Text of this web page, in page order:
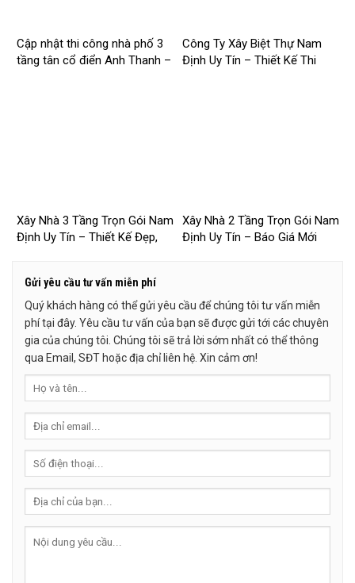
Cập nhật thi công nhà phố 3
tầng tân cổ điển Anh Thanh –
Công Ty Xây Biệt Thự Nam
Định Uy Tín – Thiết Kế Thi
Xây Nhà 3 Tầng Trọn Gói Nam
Định Uy Tín – Thiết Kế Đẹp,
Xây Nhà 2 Tầng Trọn Gói Nam
Định Uy Tín – Báo Giá Mới
Gửi yêu cầu tư vấn miễn phí
Quý khách hàng có thể gửi yêu cầu để chúng tôi tư vấn miễn
phí tại đây. Yêu cầu tư vấn của bạn sẽ được gửi tới các chuyên
gia của chúng tôi. Chúng tôi sẽ trả lời sớm nhất có thể thông
qua Email, SĐT hoặc địa chỉ liên hệ. Xin cảm ơn!